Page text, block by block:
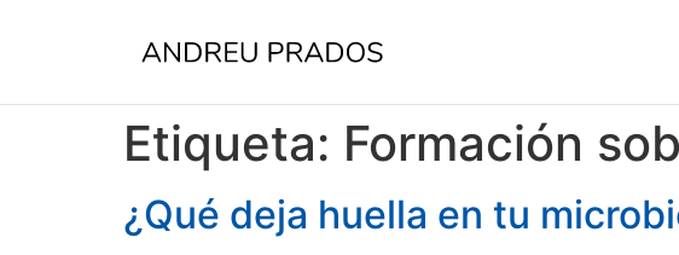
Etiqueta: Formación
¿Qué deja huella en tu